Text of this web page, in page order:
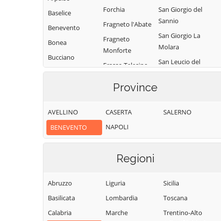
Baselice
Benevento
Bonea
Bucciano
Buonalbergo
Campoli del
Monte Taburno
Casalduni
Castelpagano
Castelpoto
Castelvenere
Forchia
Fragneto l'Abate
Fragneto
Monforte
Frasso Telesino
Schiavoni
Sanframondi
Moiano
San Giorgio del
Sannio
San Giorgio La
Molara
San Leucio del
Sannio
Maggiore
San Marco dei
Sannita
San Nazzaro
San Nicola
Province
AVELLINO
BENEVENTO
CASERTA
NAPOLI
SALERNO
Regioni
Abruzzo
Basilicata
Calabria
Liguria
Lombardia
Marche
Sicilia
Toscana
Trentino-Alto